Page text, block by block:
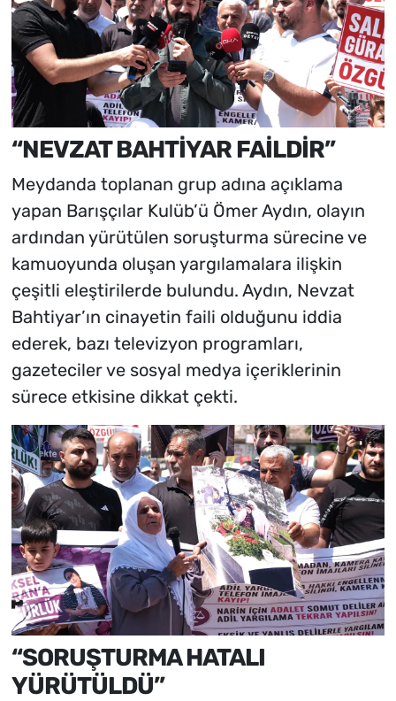
“NEVZAT BAHTİYAR FAİLDİR”
Meydanda toplanan grup adına açıklama
yapan Barışçılar Kulüb’ü Ömer Aydın, olayın
ardından yürütülen soruşturma sürecine ve
kamuoyunda oluşan yargılamalara ilişkin
çeşitli eleştirilerde bulundu. Aydın, Nevzat
Bahtiyar’ın cinayetin faili olduğunu iddia
ederek, bazı televizyon programları,
gazeteciler ve sosyal medya içeriklerinin
sürece etkisine dikkat çekti.
“SORUŞTURMA HATALI
YÜRÜTÜLDÜ”